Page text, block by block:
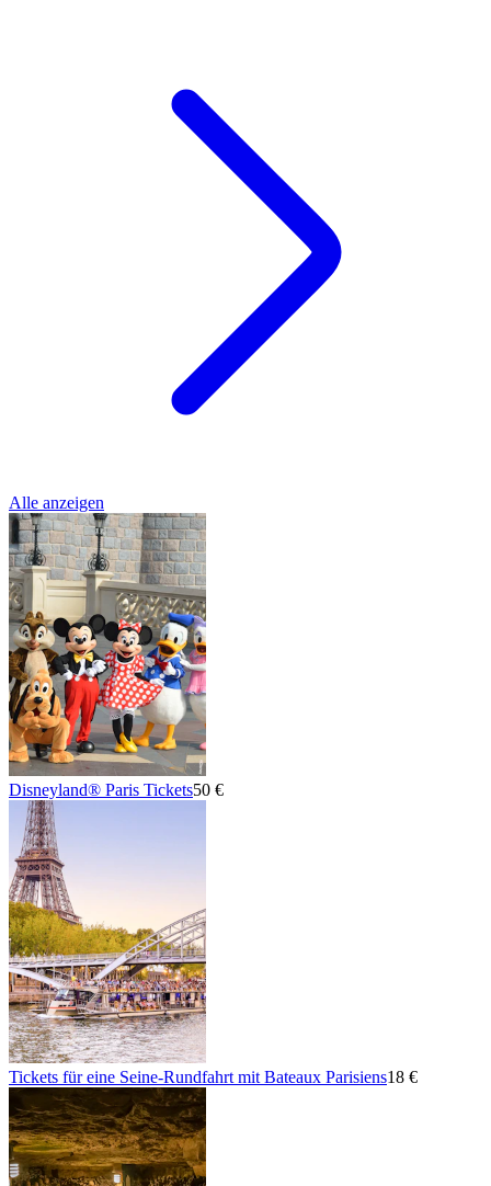
Alle anzeigen
Disneyland® Paris Tickets50 €
Tickets für eine Seine-Rundfahrt mit Bateaux Parisiens18 €